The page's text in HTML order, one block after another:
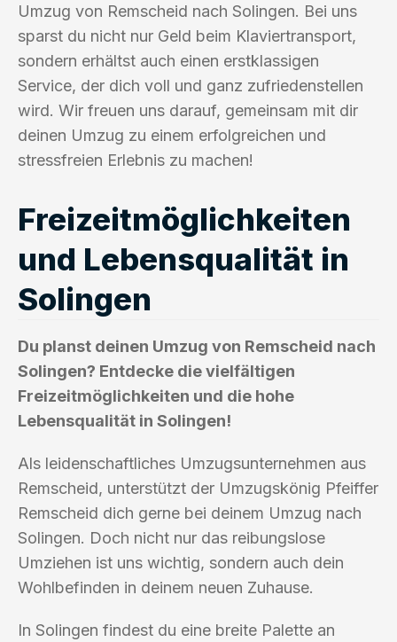
Umzug von Remscheid nach Solingen. Bei uns
sparst du nicht nur Geld beim Klaviertransport,
sondern erhältst auch einen erstklassigen
Service, der dich voll und ganz zufriedenstellen
wird. Wir freuen uns darauf, gemeinsam mit dir
deinen Umzug zu einem erfolgreichen und
stressfreien Erlebnis zu machen!
Freizeitmöglichkeiten
und Lebensqualität in
Solingen
Du planst deinen Umzug von Remscheid nach
Solingen? Entdecke die vielfältigen
Freizeitmöglichkeiten und die hohe
Lebensqualität in Solingen!
Als leidenschaftliches Umzugsunternehmen aus
Remscheid, unterstützt der Umzugskönig Pfeiffer
Remscheid dich gerne bei deinem Umzug nach
Solingen. Doch nicht nur das reibungslose
Umziehen ist uns wichtig, sondern auch dein
Wohlbefinden in deinem neuen Zuhause.
In Solingen findest du eine breite Palette an